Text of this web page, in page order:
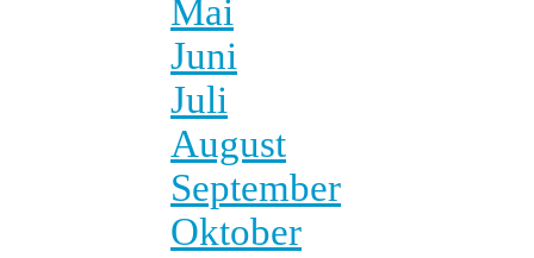
Mai
Juni
Juli
August
September
Oktober